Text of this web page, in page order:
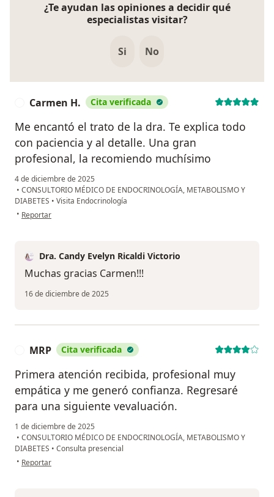
¿Te ayudan las opiniones a decidir qué
especialistas visitar?
Si No
Carmen H. Cita verificada
Me encantó el trato de la dra. Te explica todo
con paciencia y al detalle. Una gran
profesional, la recomiendo muchísimo
4 de diciembre de 2025
• CONSULTORIO MÉDICO DE ENDOCRINOLOGÍA, METABOLISMO Y
DIABETES • Visita Endocrinología
• en opinión del usuario Carmen H.
Reportar
Dra. Candy Evelyn Ricaldi Victorio
Muchas gracias Carmen!!!
16 de diciembre de 2025
MRP Cita verificada
Primera atención recibida, profesional muy
empática y me generó confianza. Regresaré
para una siguiente vevaluación.
1 de diciembre de 2025
• CONSULTORIO MÉDICO DE ENDOCRINOLOGÍA, METABOLISMO Y
DIABETES • Consulta presencial
• en opinión del usuario MRP
Reportar